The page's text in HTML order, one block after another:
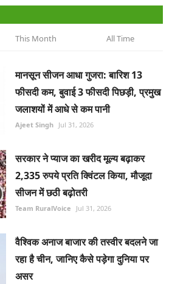
This Month All Time
मानसून सीजन आधा गुजरा: बारिश 13
फीसदी कम, बुवाई 3 फीसदी पिछड़ी, प्रमुख
जलाशयों में आधे से कम पानी
Ajeet Singh Jul 31, 2026
सरकार ने प्याज का खरीद मूल्य बढ़ाकर
2,335 रुपये प्रति क्विंटल किया, मौजूदा
सीजन में छठी बढ़ोतरी
Team RuralVoice Jul 31, 2026
वैश्विक अनाज बाजार की तस्वीर बदलने जा
रहा है चीन, जानिए कैसे पड़ेगा दुनिया पर
असर